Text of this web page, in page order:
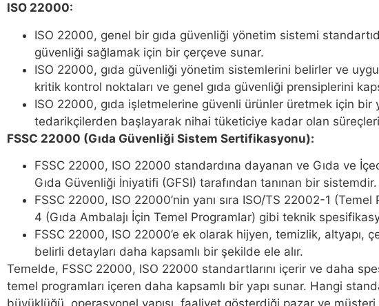
ISO 22000:
ISO 22000, genel bir gıda güvenliği yönetim sistemi
güvenliği sağlamak için bir çerçeve sunar.
ISO 22000, gıda güvenliği yönetim sistemlerini belirler ve
kritik kontrol noktaları ve genel gıda güvenliği prensiplerini
ISO 22000, gıda işletmelerine güvenli ürünler üretmek için
tedarikçilerden başlayarak nihai tüketiciye kadar olan
FSSC 22000 (Gıda Güvenliği Sistem Sertifikasyonu):
FSSC 22000, ISO 22000 standardına dayanan ve Gıda ve
Gıda Güvenliği İniyatifi (GFSI) tarafından tanınan bir sistemdir.
FSSC 22000, ISO 22000’nin yanı sıra ISO/TS 22002-1
4 (Gıda Ambalajı İçin Temel Programlar) gibi teknik
FSSC 22000, ISO 22000’e ek olarak hijyen, temizlik, altyapı,
belirli detayları daha kapsamlı bir şekilde ele alır.
Temelde, FSSC 22000, ISO 22000 standartlarını içerir ve daha
temel programları içeren daha kapsamlı bir yapı sunar. Hangi